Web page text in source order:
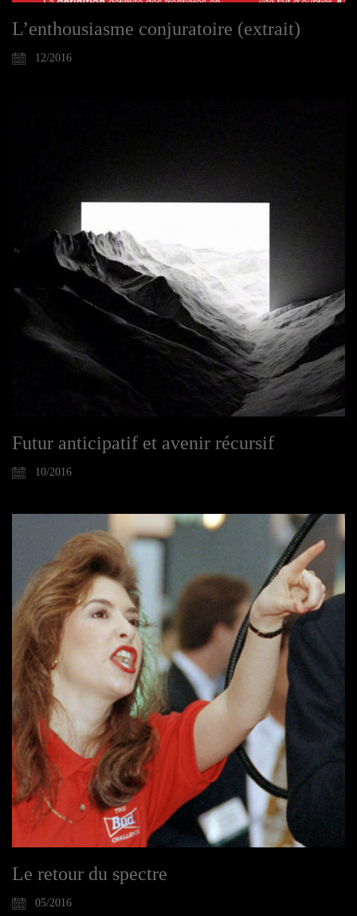
L’enthousiasme conjuratoire (extrait)
12/2016
Futur anticipatif et avenir récursif
10/2016
Le retour du spectre
05/2016